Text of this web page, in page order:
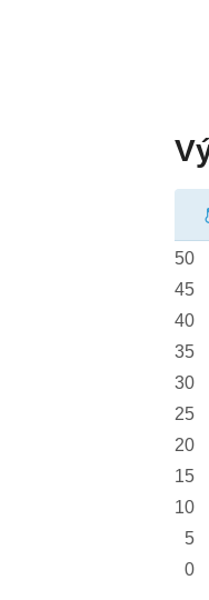
50
45
40
35
30
25
20
15
10
5
0